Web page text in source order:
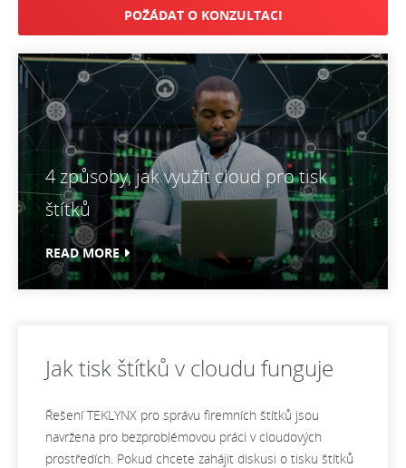
POŽÁDAT O KONZULTACI
4 způsoby, jak využít cloud pro tisk
štítků
READ MORE
Jak tisk štítků v cloudu funguje
Řešení TEKLYNX pro správu firemních štítků jsou
navržena pro bezproblémovou práci v cloudových
prostředích. Pokud chcete zahájit diskusi o tisku štítků